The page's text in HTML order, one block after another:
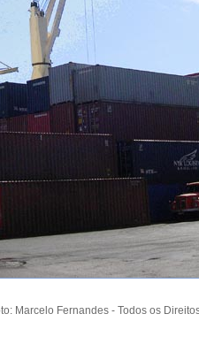
Marcelo Fernandes - Todos os